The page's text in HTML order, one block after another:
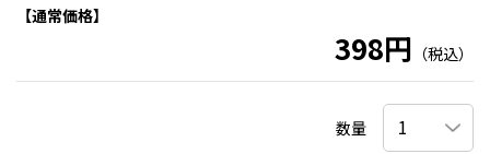
【通常価格】
398円 （税込）
数量